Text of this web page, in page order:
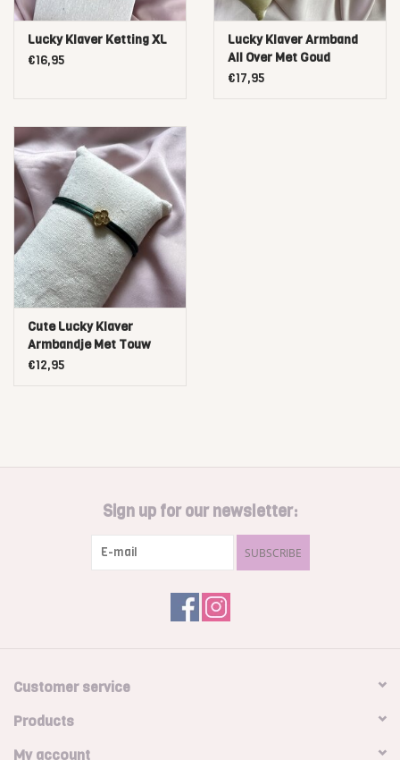
Lucky Klaver Ketting XL
€16,95
Lucky Klaver Armband
All Over Met Goud
€17,95
Cute Lucky Klaver
Armbandje Met Touw
€12,95
Sign up for our newsletter:
SUBSCRIBE
Customer service
Products
My account